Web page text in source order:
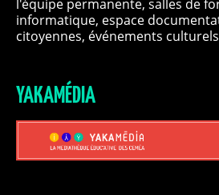
l'équipe permanente, salles de
informatique, espace
citoyennes, événements
YAKAMÉDIA